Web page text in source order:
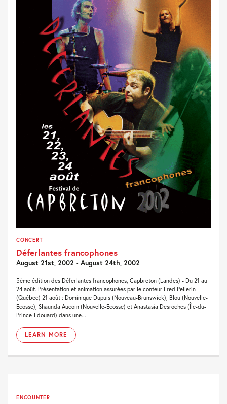
CONCERT
Déferlantes francophones
August 21st, 2002 - August 24th, 2002
5ème édition des Déferlantes francophones, Capbreton (Landes) - Du 21 au
24 août. Présentation et animation assurées par le conteur Fred Pellerin
(Québec) 21 août : Dominique Dupuis (Nouveau-Brunswick), Blou (Nouvelle-
Ecosse), Shaunda Aucoin (Nouvelle-Ecosse) et Anastasia Desroches (Île-du-
Prince-Edouard) dans une...
LEARN MORE
ENCOUNTER